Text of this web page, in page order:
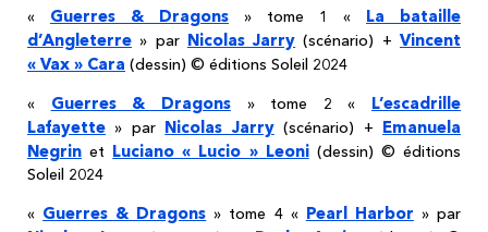
« Guerres & Dragons » tome 1 « La bataille
d’Angleterre » par Nicolas Jarry (scénario) +Vincent
« Vax » Cara (dessin) © éditions Soleil 2024
« Guerres & Dragons» tome 2 « L’escadrille
Lafayette » par Nicolas Jarry(scénario) + Emanuela
Negrin et Luciano « Lucio » Leoni(dessin) © éditions
Soleil 2024
« Guerres & Dragons » tome 4 « Pearl Harbor » par